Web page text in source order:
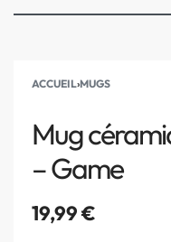
ACCUEIL›MUGS
Mug
– Game
19,99€